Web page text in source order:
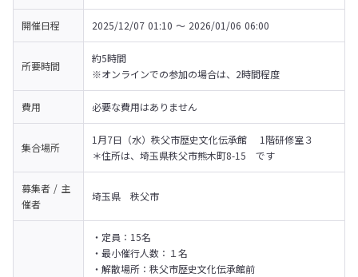
開催日程 2025/12/07 01:10 〜 2026/01/06 06:00
所要時間
約5時間
※オンラインでの参加の場合は、2時間程度
費用 必要な費用はありません
集合場所
1月7日（水）秩父市歴史文化伝承館 　1階研修室３
＊住所は、埼玉県秩父市熊木町8-15　です
募集者 / 主
催者
埼玉県　秩父市
・定員：15名
・最小催行人数：１名
・解散場所：秩父市歴史文化伝承館前